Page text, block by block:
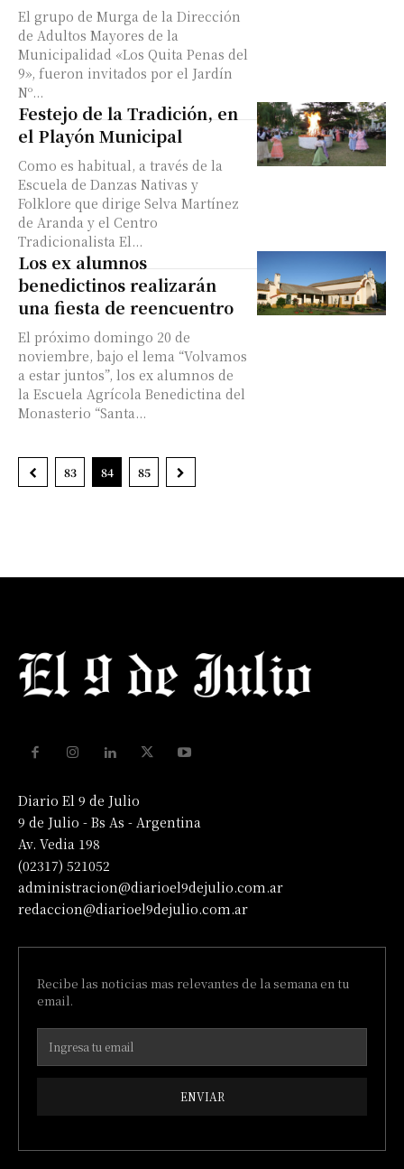
El grupo de Murga de la Dirección
de Adultos Mayores de la
Municipalidad «Los Quita Penas del
9», fueron invitados por el Jardín
Nº...
Festejo de la Tradición, en
el Playón Municipal
Como es habitual, a través de la
Escuela de Danzas Nativas y
Folklore que dirige Selva Martínez
de Aranda y el Centro
Tradicionalista El...
Los ex alumnos
benedictinos realizarán
una fiesta de reencuentro
El próximo domingo 20 de
noviembre, bajo el lema “Volvamos
a estar juntos”, los ex alumnos de
la Escuela Agrícola Benedictina del
Monasterio “Santa...
83 84 85
Diario El 9 de Julio
9 de Julio - Bs As - Argentina
Av. Vedia 198
(02317) 521052
administracion@diarioel9dejulio.com.ar
redaccion@diarioel9dejulio.com.ar
Recibe las noticias mas relevantes de la semana en tu
email.
ENVIAR